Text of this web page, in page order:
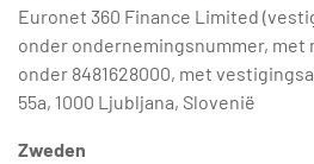
Euronet 360 Finance Limited
onder ondernemingsnummer, met
onder 8481628000, met
55a, 1000 Ljubljana, Slovenië
Zweden